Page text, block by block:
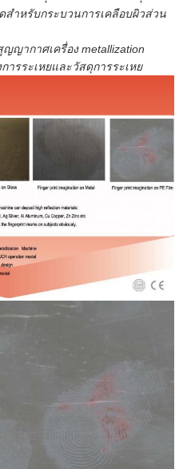
สำหรับกระบวนการเคลือบผิวส่วน
ญากาศเครื่อง metallization
ารระเหยและวัสดุการระเหย